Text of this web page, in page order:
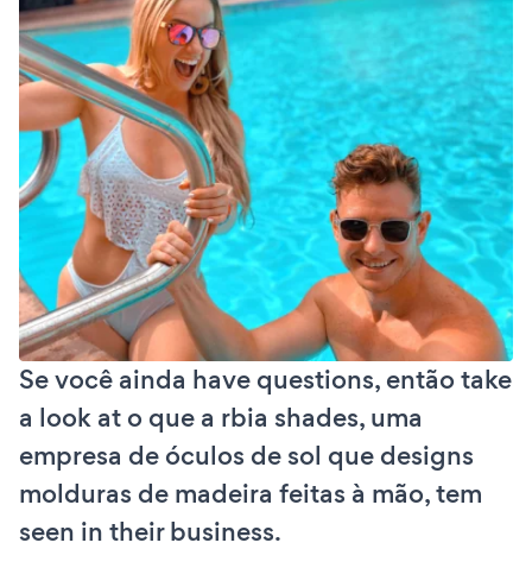
Se você ainda have questions, então take
a look at o que a rbia shades, uma
empresa de óculos de sol que designs
molduras de madeira feitas à mão, tem
seen in their business.